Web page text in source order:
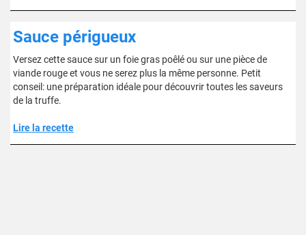
Sauce périgueux
Versez cette sauce sur un foie gras poêlé ou sur une pièce de
viande rouge et vous ne serez plus la même personne. Petit
conseil: une préparation idéale pour découvrir toutes les saveurs
de la truffe.
Lire la recette